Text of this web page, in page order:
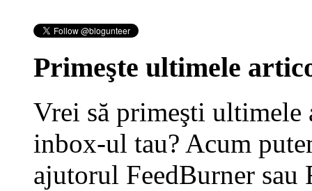
Primeşte ultimele
Vrei să primeşti
inbox-ul tau? Acum
ajutorul FeedBurner sau